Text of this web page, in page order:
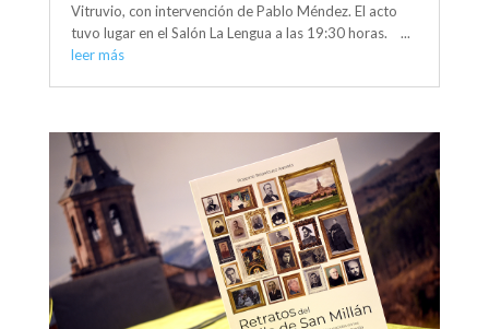
Vitruvio, con intervención de Pablo Méndez. El acto
tuvo lugar en el Salón La Lengua a las 19:30 horas. ...
leer más